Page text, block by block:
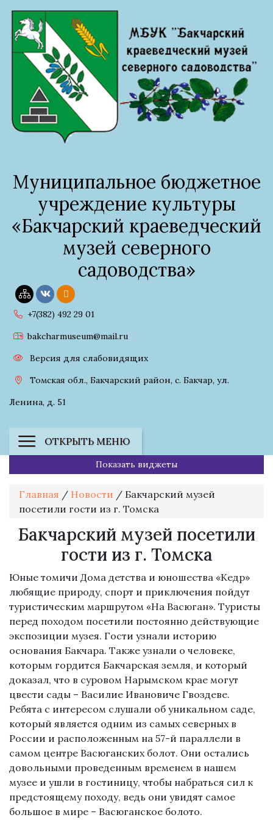
Муниципальное бюджетное
учреждение культуры
«Бакчарский краеведческий
музей северного
садоводства»
+7(382) 492 29 01
bakcharmuseum@mail.ru
Версия для слабовидящих
Томская обл., Бакчарский район, с. Бакчар, ул.
Ленина, д. 51
ОТКРЫТЬ МЕНЮ
Показать виджеты
Главная / Новости / Бакчарский музей
посетили гости из г. Томска
Бакчарский музей посетили
гости из г. Томска
Юные томичи Дома детства и юношества «Кедр»
любящие природу, спорт и приключения пойдут
туристическим маршрутом «На Васюган». Туристы
перед походом посетили постоянно действующие
экспозиции музея. Гости узнали историю
основания Бакчара. Также узнали о человеке,
которым гордится Бакчарская земля, и который
доказал, что в суровом Нарымском крае могут
цвести сады – Василие Ивановиче Гвоздеве.
Ребята с интересом слушали об уникальном саде,
который является одним из самых северных в
России и расположенным на 57-й параллели в
самом центре Васюганских болот. Они остались
довольными проведенным временем в нашем
музее и ушли в гостиницу, чтобы набраться сил к
предстоящему походу, ведь они увидят самое
большое в мире – Васюганское болото.